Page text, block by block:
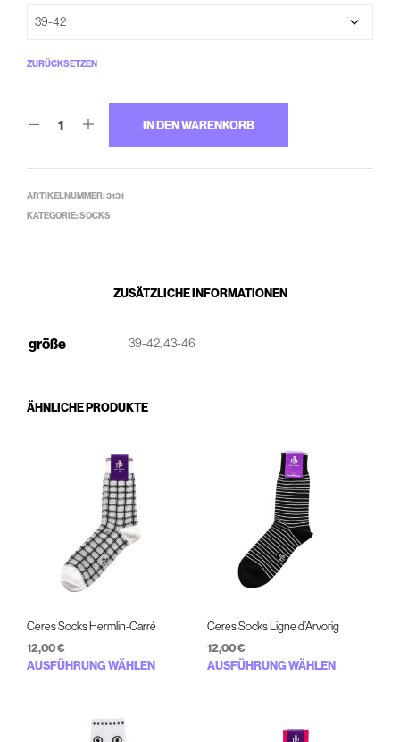
ZURÜCKSETZEN
IN DEN WARENKORB
ARTIKELNUMMER:3131
KATEGORIE:SOCKS
ZUSÄTZLICHE INFORMATIONEN
größe 39-42, 43-46
ÄHNLICHE PRODUKTE
Ceres Socks Hermlin-Carré
12,00€
AUSFÜHRUNG WÄHLEN
Dieses
Ceres Socks Ligne d’Arvorig
12,00€
AUSFÜHRUNG WÄHLEN